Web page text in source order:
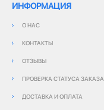
ИНФОРМАЦИЯ
О НАС
КОНТАКТЫ
ОТЗЫВЫ
ПРОВЕРКА СТАТУСА ЗАКАЗА
ДОСТАВКА И ОПЛАТА